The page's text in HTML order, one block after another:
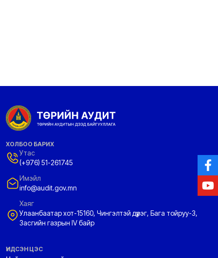
ХОЛБОО БАРИХ
Утас
(+976) 51-261745
Имэйл
info@audit.gov.mn
Хаяг
Улаанбаатар хот-15160, Чингэлтэй дүүрэг, Бага тойруу-3,
Засгийн газрын IV байр
ҮНДСЭН ЦЭС